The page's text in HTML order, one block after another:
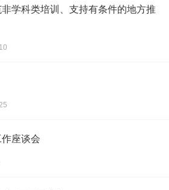
学科类培训、支持有条件的地方推
座谈会